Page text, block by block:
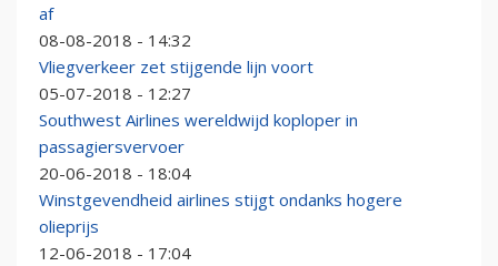
af
08-08-2018 - 14:32
Vliegverkeer zet stijgende lijn voort
05-07-2018 - 12:27
Southwest Airlines wereldwijd koploper in
passagiersvervoer
20-06-2018 - 18:04
Winstgevendheid airlines stijgt ondanks hogere
olieprijs
12-06-2018 - 17:04